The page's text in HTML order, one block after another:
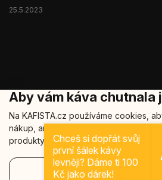
Aby vám káva chutnala
Na KAFISTA.cz používáme cookies,
nákup, analyzovali návštěvnost a
produkty. Vaše data u nás zůstávají v
Nastavení
25.5.2023
Vytvořil Shoptet
Copyright 2026 Kafista
.
Šablonu nakódoval
Chceš si dopřát svůj
první šálek kávy
levněji? Dáme ti 100
Kč jako dárek!